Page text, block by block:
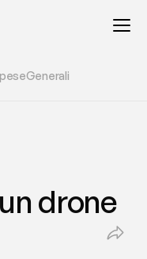
Generali
drone